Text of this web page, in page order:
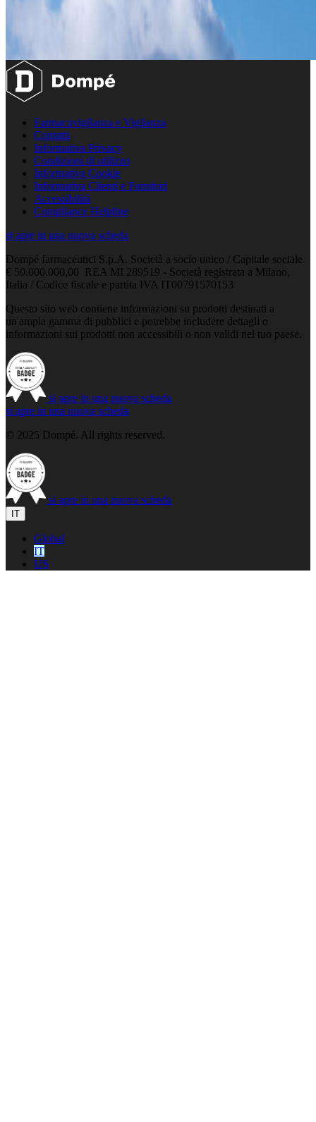
Farmacovigilanza e Vigilanza
Contatti
Informativa Privacy
Condizioni di utilizzo
Informativa Cookie
Informativa Clienti e Fornitori
Accessibilità
Compliance Helpline
si apre in una nuova scheda
Dompé farmaceutici S.p.A. Società a socio unico / Capitale sociale
€ 50.000.000,00 REA MI 289519 - Società registrata a Milano,
Italia / Codice fiscale e partita IVA IT00791570153
Questo sito web contiene informazioni su prodotti destinati a
un'ampia gamma di pubblici e potrebbe includere dettagli o
informazioni sui prodotti non accessibili o non validi nel tuo paese.
si apre in una nuova scheda
si apre in una nuova scheda
© 2025 Dompé. All rights reserved.
si apre in una nuova scheda
IT
Global
IT
US